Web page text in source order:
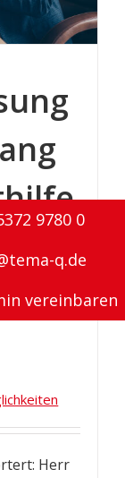
–
Herr
9780 0
q.de
vereinbaren